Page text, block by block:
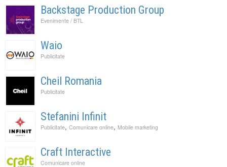
Backstage Production Group
Evenimente / BTL
Waio
Publicitate
Cheil Romania
Publicitate
Stefanini Infinit
Publicitate, Comunicare online, Mobile marketing
Craft Interactive
Comunicare online